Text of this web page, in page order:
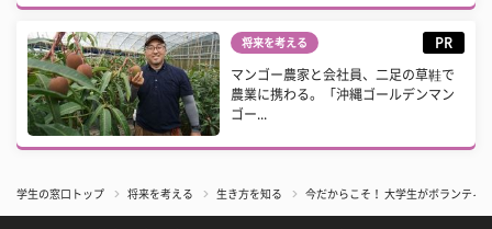
将来を考える PR
マンゴー農家と会社員、二足の草鞋で
農業に携わる。「沖縄ゴールデンマン
ゴー...
学生の窓口トップ 将来を考える 生き方を知る 今だからこそ！ 大学生がボランティ